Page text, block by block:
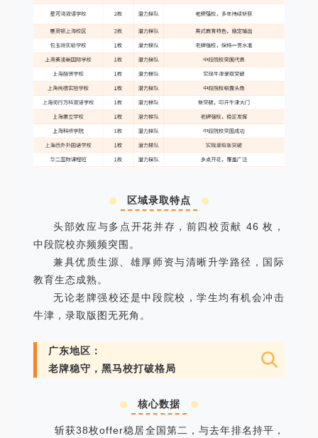
区域录取特点
头部效应与多点开花并存，前四校贡献 46 枚，
中段院校亦频频突围。
兼具优质生源、雄厚师资与清晰升学路径，国际
教育生态成熟。
无论老牌强校还是中段院校，学生均有机会冲击
牛津，录取版图无死角。
广东地区：
老牌稳守，黑马校打破格局
核心数据
斩获38枚offer稳居全国第二，与去年排名持平，